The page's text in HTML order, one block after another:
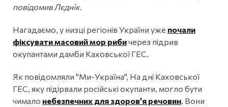
повідомив Лєднік.
Нагадаємо, у низці регіонів України уже почали
фіксувати масовий мор рибичерез підрив
окупантами дамби Каховської ГЕС.
Як повідомляли "Ми-Україна", На дні Каховської
ГЕС, яку підірвали російські окупанти, могло бути
чимало небезпечних для здоров’я речовин . Вони